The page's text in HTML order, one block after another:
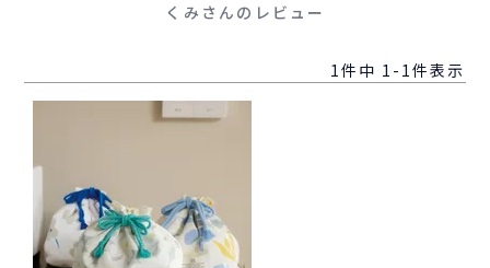
くみさんのレビュー
1件中 1 - 1件表示